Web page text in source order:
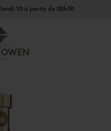
lundi 10 à partir de 08h30